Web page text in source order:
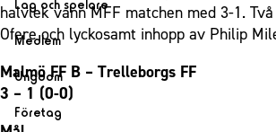
Årskort herr
Mitt MFF
Biljetter till bortamatcher
Lag och spelare
Lag
Herrlaget
Spelare
Ledarstab
Medlem
Medlemskap i Malmö FF
Årsmöte 2026
Ungdom
MFF Ungdom
Företag
halvlek vann MFF matchen med 3-1.
Ofere och lyckosamt inhopp av Philip
Malmö FF B – Trelleborgs FF
3 – 1 (0-0)